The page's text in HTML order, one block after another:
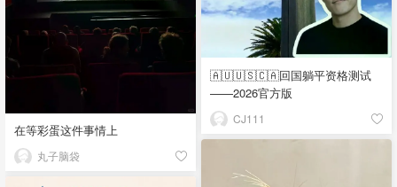
🇦🇺🇺🇸🇨🇦回国躺平资格测试
——2026官方版
CJ111
在等彩蛋这件事情上
丸子脑袋